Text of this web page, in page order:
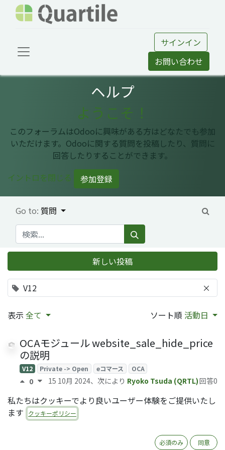
サインイン
お問い合わせ
ヘルプ
ようこそ！
このフォーラムはOdooに興味がある方はどなたでも参加
いただけます。Odooに関する質問を投稿したり、質問に
回答したりすることができます。
イントロを閉じる
参加登録
Go to: 質問
V12 ×
新しい投稿
表示 全て ソート順 活動日
OCAモジュール website_sale_hide_price
の説明
V12 Private -> Open eコマース OCA
0 15 10月 2024、次により Ryoko Tsuda (QRTL)回答0
消込モデルの説明
会計 V12 V13 WIP
私たちはクッキーでより良いユーザー体験をご提供いたし
ます
クッキーポリシー
必須のみ 同意